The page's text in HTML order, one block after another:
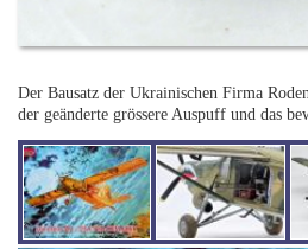
Der Bausatz der Ukrainischen Firma
der geänderte grössere Auspuff und das